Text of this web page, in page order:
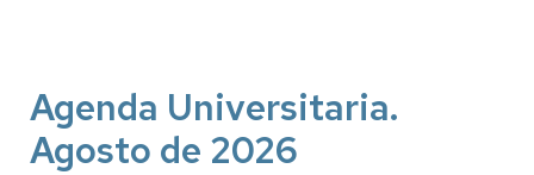
Agenda Universitaria.
Agosto de 2026